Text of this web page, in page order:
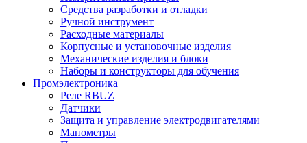
Средства разработки и отладки
Ручной инструмент
Расходные материалы
Корпусные и установочные изделия
Механические изделия и блоки
Наборы и конструкторы для обучения
Промэлектроника
Реле RBUZ
Датчики
Защита и управление электродвигателями
Манометры